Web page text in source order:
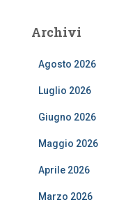
Archivi
Agosto 2026
Luglio 2026
Giugno 2026
Maggio 2026
Aprile 2026
Marzo 2026